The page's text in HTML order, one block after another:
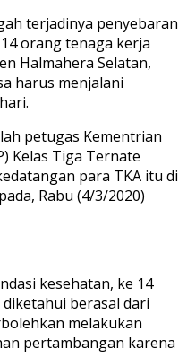
terjadinya penyebaran
orang tenaga kerja
Halmahera Selatan,
harus menjalani
petugas Kementrian
Kelas Tiga Ternate
para TKA itu di
Rabu (4/3/2020)
kesehatan, ke 14
berasal dari
melakukan
pertambangan karena